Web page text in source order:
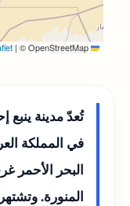
Leaflet
| © OpenStreetMap
تُعدّ مدينة ينبع
في المملكة
البحر الأحمر
المنورة. وتشتهر